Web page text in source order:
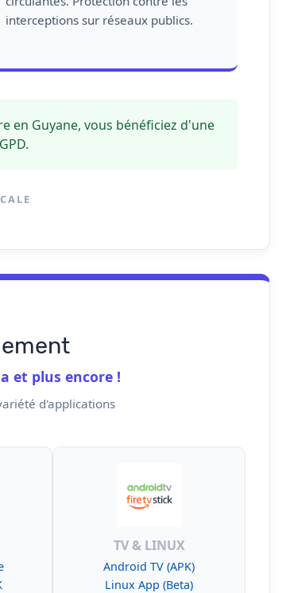
interceptions sur réseaux publics.
en Guyane, vous bénéficiez d'une
et plus encore !
d'applications
TV & LINUX
Android TV (APK)
Linux App (Beta)